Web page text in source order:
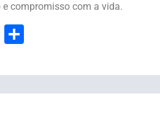
compromisso com a vida.
Telegram